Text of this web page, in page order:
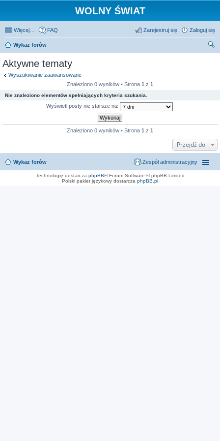
WOLNY ŚWIAT
Więcej… FAQ Zaloguj się
Zarejestruj się
Wykaz forów
Aktywne tematy
Wyszukiwanie zaawansowane
Znaleziono 0 wyników • Strona 1 z 1
Nie znaleziono elementów spełniających kryteria szukania.
Wyświetl posty nie starsze niż
Znaleziono 0 wyników • Strona 1 z 1
Przejdź do
Wykaz forów Zespół administracyjny
Technologię dostarcza phpBB® Forum Software © phpBB Limited
Polski pakiet językowy dostarcza phpBB.pl